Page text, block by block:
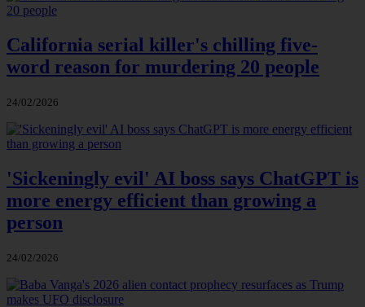
California serial killer's chilling five-
word reason for murdering 20 people
24/02/2026
'Sickeningly evil' AI boss says ChatGPT is
more energy efficient than growing a
person
24/02/2026